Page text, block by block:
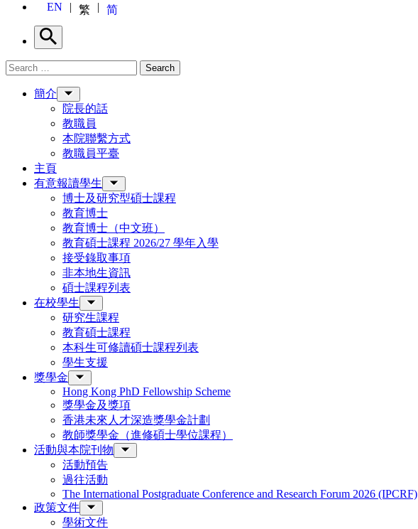
EN 繁 简
Search
Search for: Search
簡介
院長的話
教職員
本院聯繫方式
教職員平臺
主頁
有意報讀學生
博士及研究型碩士課程
教育博士
教育博士（中文班）
教育碩士課程 2026/27 學年入學
接受錄取事項
非本地生資訊
碩士課程列表
在校學生
研究生課程
教育碩士課程
本科生可修讀碩士課程列表
學生支援
獎學金
Hong Kong PhD Fellowship Scheme
獎學金及獎項
香港未來人才深造獎學金計劃
教師獎學金（進修碩士學位課程）
活動與本院刊物
活動預告
過往活動
The International Postgraduate Conference and Research Forum 2026 (IPCRF)
政策文件
學術文件